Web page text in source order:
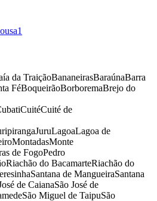
1
da TraiçãoBananeirasBaraúnaBarra
FéBoqueirãoBorboremaBrejo do
CuitéCuité de
JuruLagoaLagoa de
MontadasMonte
de FogoPedro
Riachão do BacamarteRiachão do
Santana de MangueiraSantana
de CaianaSão José de
São Miguel de TaipuSão